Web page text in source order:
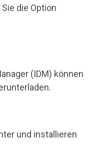
die Option
(IDM) können
und installieren